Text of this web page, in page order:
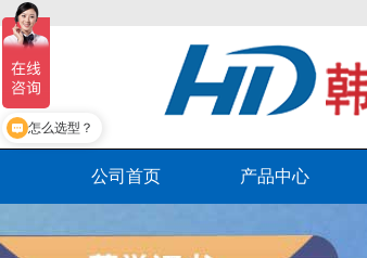
公司首页 产品中心
怎么选型？